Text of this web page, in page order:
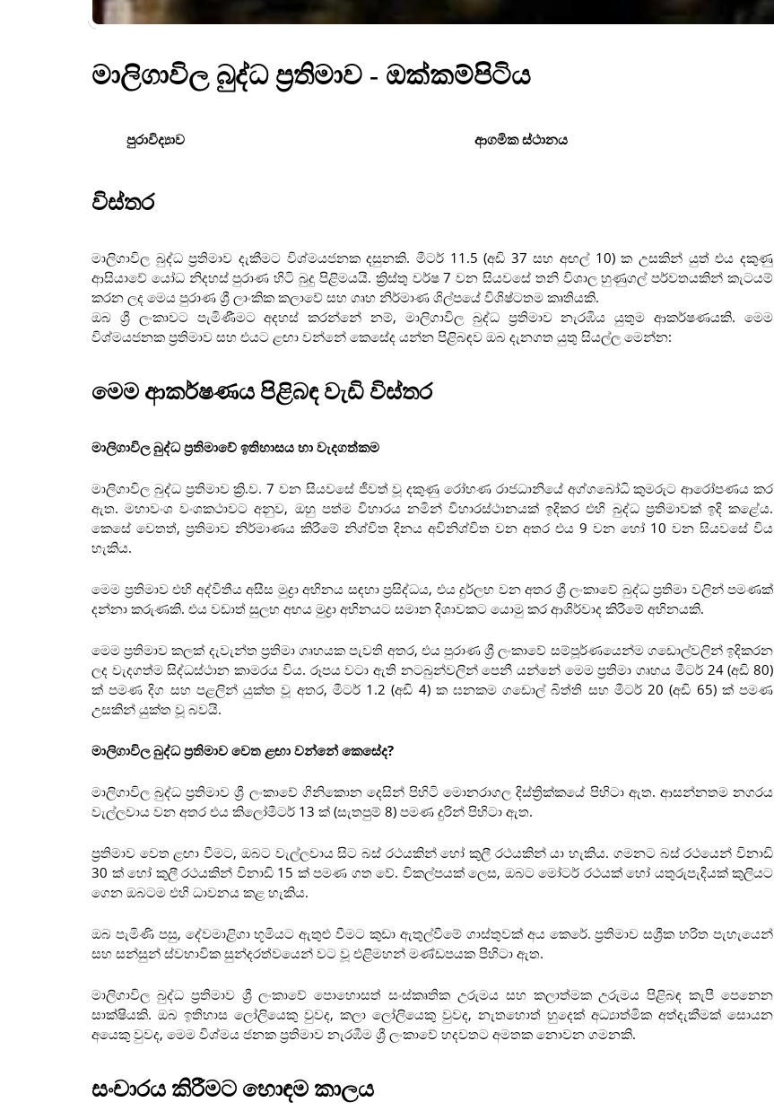
මාලිගාවිල බුද්ධ ප්‍රතිමාව - ඔක්කම්පිටිය
පුරාවිද්‍යාව ආගමික ස්ථානය
විස්තර
මාලිගාවිල බුද්ධ ප්‍රතිමාව දැකීමට විශ්මයජනක දසුනකි. මීටර් 11.5 (අඩි 37 සහ අඟල් 10) ක උසකින් යුත් එය දකුණු
ආසියාවේ යෝධ නිදහස් පුරාණ හිටි බුදු පිළිමයයි. ක්‍රිස්තු වර්ෂ 7 වන සියවසේ තනි විශාල හුණුගල් පර්වතයකින් කැටයම්
කරන ලද මෙය පුරාණ ශ්‍රී ලාංකික කලාවේ සහ ගෘහ නිර්මාණ ශිල්පයේ විශිෂ්ටතම කෘතියකි.
ඔබ ශ්‍රී ලංකාවට පැමිණීමට අදහස් කරන්නේ නම්, මාලිගාවිල බුද්ධ ප්‍රතිමාව නැරඹිය යුතුම ආකර්ෂණයකි. මෙම
විශ්මයජනක ප්‍රතිමාව සහ එයට ළඟා වන්නේ කෙසේද යන්න පිළිබඳව ඔබ දැනගත යුතු සියල්ල මෙන්න:
මෙම ආකර්ෂණය පිළිබඳ වැඩි විස්තර
මාලිගාවිල බුද්ධ ප්‍රතිමාවේ ඉතිහාසය හා වැදගත්කම
මාලිගාවිල බුද්ධ ප්‍රතිමාව ක්‍රි.ව. 7 වන සියවසේ ජීවත් වූ දකුණු රෝහණ රාජධානියේ අග්ගබෝධි කුමරුට ආරෝපණය කර
ඇත. මහාවංශ වංශකථාවට අනුව, ඔහු පත්ම විහාරය නමින් විහාරස්ථානයක් ඉදිකර එහි බුද්ධ ප්‍රතිමාවක් ඉදි කළේය.
කෙසේ වෙතත්, ප්‍රතිමාව නිර්මාණය කිරීමේ නිශ්චිත දිනය අවිනිශ්චිත වන අතර එය 9 වන හෝ 10 වන සියවසේ විය
හැකිය.
මෙම ප්‍රතිමාව එහි අද්විතීය අසීස මුද්‍රා අභිනය සඳහා ප්‍රසිද්ධය, එය දුර්ලභ වන අතර ශ්‍රී ලංකාවේ බුද්ධ ප්‍රතිමා වලින් පමණක්
දන්නා කරුණකි. එය වඩාත් සුලභ අභය මුද්‍රා අභිනයට සමාන දිශාවකට යොමු කර ආශිර්වාද කිරීමේ අභිනයකි.
මෙම ප්‍රතිමාව කලක් දැවැන්ත ප්‍රතිමා ගෘහයක පැවති අතර, එය පුරාණ ශ්‍රී ලංකාවේ සම්පූර්ණයෙන්ම ගඩොල්වලින් ඉදිකරන
ලද වැදගත්ම සිද්ධස්ථාන කාමරය විය. රූපය වටා ඇති නටබුන්වලින් පෙනී යන්නේ මෙම ප්‍රතිමා ගෘහය මීටර් 24 (අඩි 80)
ක් පමණ දිග සහ පළලින් යුක්ත වූ අතර, මීටර් 1.2 (අඩි 4) ක ඝනකම ගඩොල් බිත්ති සහ මීටර් 20 (අඩි 65) ක් පමණ
උසකින් යුක්ත වූ බවයි.
මාලිගාවිල බුද්ධ ප්‍රතිමාව වෙත ළඟා වන්නේ කෙසේද?
මාලිගාවිල බුද්ධ ප්‍රතිමාව ශ්‍රී ලංකාවේ ගිනිකොන දෙසින් පිහිටි මොනරාගල දිස්ත්‍රික්කයේ පිහිටා ඇත. ආසන්නතම නගරය
වැල්ලවාය වන අතර එය කිලෝමීටර් 13 ක් (සැතපුම් 8) පමණ දුරින් පිහිටා ඇත.
ප්‍රතිමාව වෙත ළඟා වීමට, ඔබට වැල්ලවාය සිට බස් රථයකින් හෝ කුලී රථයකින් යා හැකිය. ගමනට බස් රථයෙන් විනාඩි
30 ක් හෝ කුලී රථයකින් විනාඩි 15 ක් පමණ ගත වේ. විකල්පයක් ලෙස, ඔබට මෝටර් රථයක් හෝ යතුරුපැදියක් කුලියට
ගෙන ඔබටම එහි ධාවනය කළ හැකිය.
ඔබ පැමිණි පසු, දේවමාළිගා භූමියට ඇතුළු වීමට කුඩා ඇතුල්වීමේ ගාස්තුවක් අය කෙරේ. ප්‍රතිමාව සශ්‍රීක හරිත පැහැයෙන්
සහ සන්සුන් ස්වභාවික සුන්දරත්වයෙන් වට වූ එළිමහන් මණ්ඩපයක පිහිටා ඇත.
මාලිගාවිල බුද්ධ ප්‍රතිමාව ශ්‍රී ලංකාවේ පොහොසත් සංස්කෘතික උරුමය සහ කලාත්මක උරුමය පිළිබඳ කැපී පෙනෙන
සාක්ෂියකි. ඔබ ඉතිහාස ලෝලියෙකු වුවද, කලා ලෝලියෙකු වුවද, නැතහොත් හුදෙක් අධ්‍යාත්මික අත්දැකීමක් සොයන
අයෙකු වුවද, මෙම විශ්මය ජනක ප්‍රතිමාව නැරඹීම ශ්‍රී ලංකාවේ හදවතට අමතක නොවන ගමනකි.
සංචාරය කිරීමට හොඳම කාලය